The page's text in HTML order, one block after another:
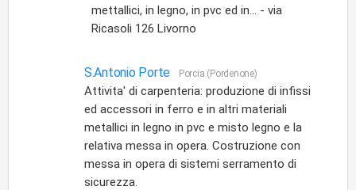
mettallici, in legno, in pvc ed in... - via
Ricasoli 126 Livorno
S.Antonio Porte Porcia (Pordenone)
Attivita' di carpenteria: produzione di infissi
ed accessori in ferro e in altri materiali
metallici in legno in pvc e misto legno e la
relativa messa in opera. Costruzione con
messa in opera di sistemi serramento di
sicurezza.